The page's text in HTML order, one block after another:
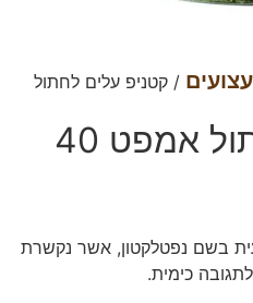
/ קטניפ עלים לחתול
קטניפ עלים לחתול אמפט 40
בשם נפטלקטון, אשר נקשרת
כימית.